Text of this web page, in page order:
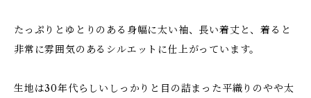
たっぷりとゆとりのある身幅に太い袖、長い着丈と、着ると
非常に雰囲気のあるシルエットに仕上がっています。
生地は30年代らしいしっかりと目の詰まった平織りのやや太